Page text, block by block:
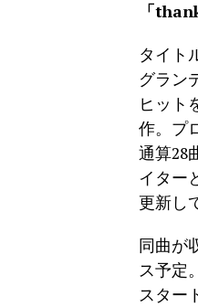
「
タイト
グラン
ヒット
作。プ
通算28
イター
更新し
同曲が
ス予定
スター